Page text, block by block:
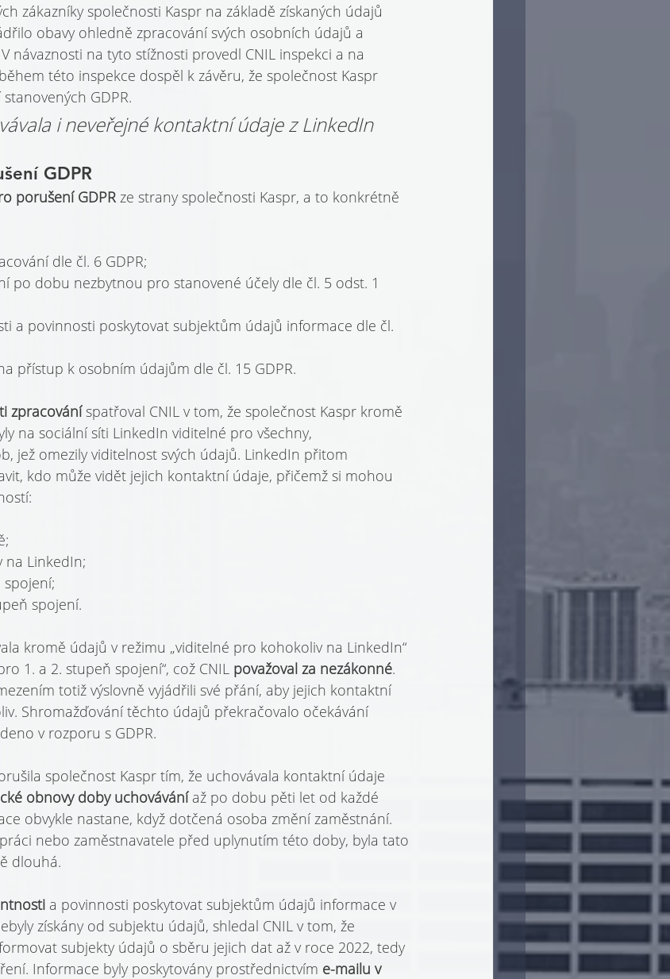
zákazníky společnosti Kaspr na základě získaných údajů
obavy ohledně zpracování svých osobních údajů a
návaznosti na tyto stížnosti provedl CNIL inspekci a na
této inspekce dospěl k závěru, že společnost Kaspr
GDPR.
i neveřejné kontaktní údaje z LinkedIn
GDPR
porušení GDPR ze strany společnosti Kaspr, a to konkrétně
dle čl. 6 GDPR;
po dobu nezbytnou pro stanovené účely dle čl. 5 odst. 1
a povinnosti poskytovat subjektům údajů informace dle čl.
přístup k osobním údajům dle čl. 15 GDPR.
zpracování spatřoval CNIL v tom, že společnost Kaspr kromě
na sociální síti LinkedIn viditelné pro všechny,
jež omezily viditelnost svých údajů. LinkedIn přitom
kdo může vidět jejich kontaktní údaje, přičemž si mohou
LinkedIn;
spojení.
kromě údajů v režimu „viditelné pro kohokoliv na LinkedIn“
1. a 2. stupeň spojení“, což CNIL považoval za nezákonné.
totiž výslovně vyjádřili své přání, aby jejich kontaktní
Shromažďování těchto údajů překračovalo očekávání
v rozporu s GDPR.
společnost Kaspr tím, že uchovávala kontaktní údaje
obnovy doby uchovávání až po dobu pěti let od každé
obvykle nastane, když dotčená osoba změní zaměstnání.
nebo zaměstnavatele před uplynutím této doby, byla tato
dlouhá.
a povinnosti poskytovat subjektům údajů informace v
získány od subjektu údajů, shledal CNIL v tom, že
subjekty údajů o sběru jejich dat až v roce 2022, tedy
Informace byly poskytovány prostřednictvím e-mailu v